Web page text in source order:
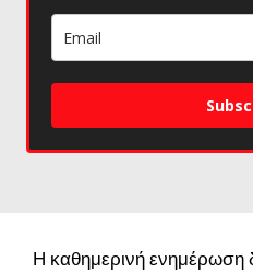
Η καθημερινή ενημέρωση